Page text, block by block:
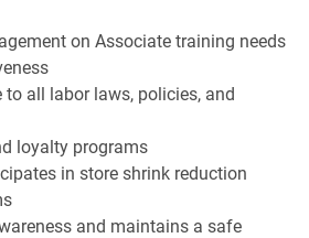
on Associate training needs
to all labor laws, policies, and
loyalty programs
in store shrink reduction
and maintains a safe